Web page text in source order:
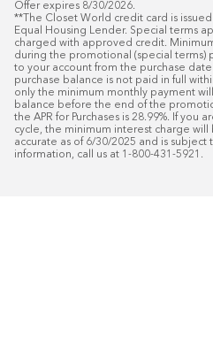
Offer expires 8/30/2026.
**The Closet World credit card is
Equal Housing Lender. Special terms
charged with approved credit.
during the promotional (special terms)
to your account from the purchase date
purchase balance is not paid in full
only the minimum monthly payment
balance before the end of the
the APR for Purchases is 28.99%. If you
cycle, the minimum interest charge will
accurate as of 6/30/2025 and is subject
information, call us at 1-800-431-5921.